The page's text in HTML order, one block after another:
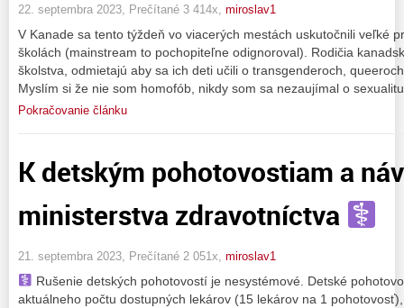
22. septembra 2023, Prečítané 3 414x, miroslav1
V Kanade sa tento týždeň vo viacerých mestách uskutočnili veľké
školách (mainstream to pochopiteľne odignoroval). Rodičia
školstva, odmietajú aby sa ich deti učili o transgenderoch,
Myslím si že nie som homofób, nikdy som sa nezaujímal o
Pokračovanie článku
K detským pohotovostiam a
ministerstva zdravotníctva
21. septembra 2023, Prečítané 2 051x, miroslav1
Rušenie detských pohotovostí je nesystémové. Detské
aktuálneho počtu dostupných lekárov (15 lekárov na 1